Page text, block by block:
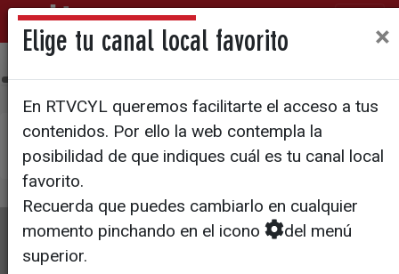
Pulsa aquí si deseas establecerLa 8 Salamanca
como tu canal local
La 8 Programas Guía TV Directo
Elige tu canal local favorito ×
En RTVCYL queremos facilitarte el acceso a tus
contenidos. Por ello la web contempla la
posibilidad de que indiques cuál es tu canal local
favorito.
Recuerda que puedes cambiarlo en cualquier
momento pinchando en el icono
del menú
superior.